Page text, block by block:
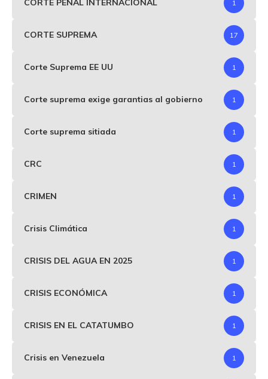
CORTE PENAL INTERNACIONAL 1
CORTE SUPREMA 17
Corte Suprema EE UU 1
Corte suprema exige garantias al gobierno 1
Corte suprema sitiada 1
CRC 1
CRIMEN 1
Crisis Climática 1
CRISIS DEL AGUA EN 2025 1
CRISIS ECONÓMICA 1
CRISIS EN EL CATATUMBO 1
Crisis en Venezuela 1